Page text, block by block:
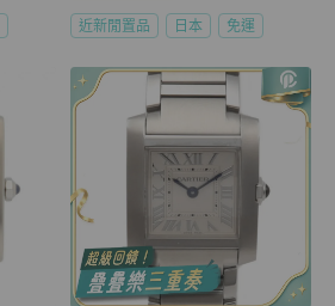
近新閒置品 日本 免運